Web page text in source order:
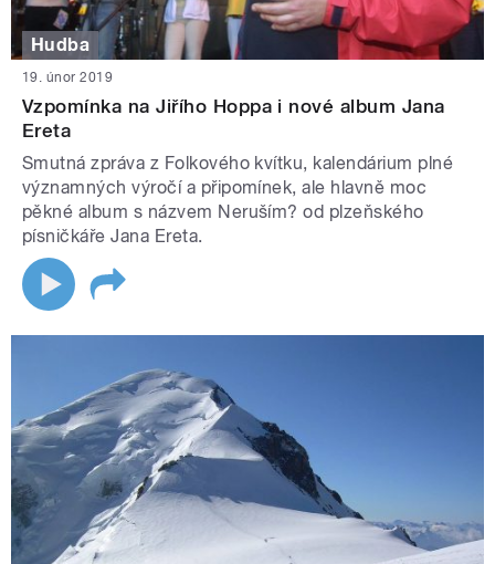
Hudba
19. únor 2019
Vzpomínka na Jiřího Hoppa i nové album Jana
Ereta
Smutná zpráva z Folkového kvítku, kalendárium plné
významných výročí a připomínek, ale hlavně moc
pěkné album s názvem Neruším? od plzeňského
písničkáře Jana Ereta.